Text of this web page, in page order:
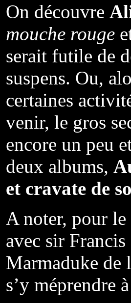
On découvre
mouche rouge
serait futile de
suspens. Ou,
certaines
venir, le gros
encore un peu
deux albums,
et cravate de
A noter, pour
avec sir
Marmaduke de
s’y méprendre